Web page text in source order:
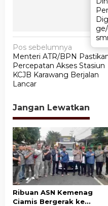
N
a
v
i
g
a
s
i
p
o
s
Pos sebelumnya
Menteri ATR/BPN
Percepatan Akses Stasiun
KCJB Karawang Berjalan
Lancar
Jangan Lewatkan
Ribuan ASN Kemenag
Ciamis Bergerak ke